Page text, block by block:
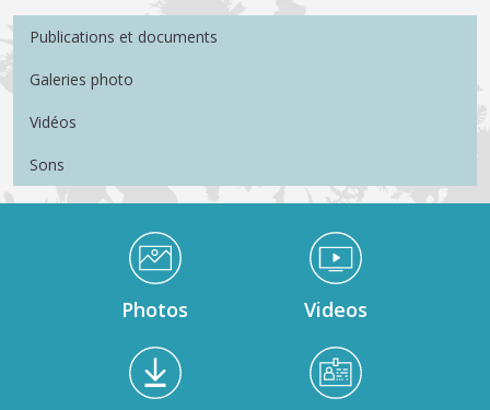
Menu Médiathèque
Publications et documents
Galeries photo
Vidéos
Sons
Médiathèque Footer
Photos Videos